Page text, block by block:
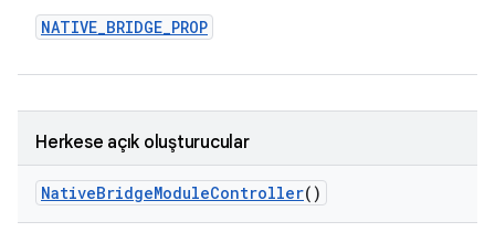
NATIVE_BRIDGE_PROP
Herkese açık oluşturucular
NativeBridgeModuleController()